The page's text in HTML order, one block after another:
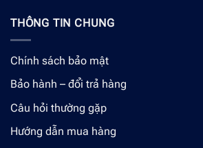
THÔNG TIN CHUNG
Chính sách bảo mật
Bảo hành – đổi trả hàng
Câu hỏi thường gặp
Hướng dẫn mua hàng